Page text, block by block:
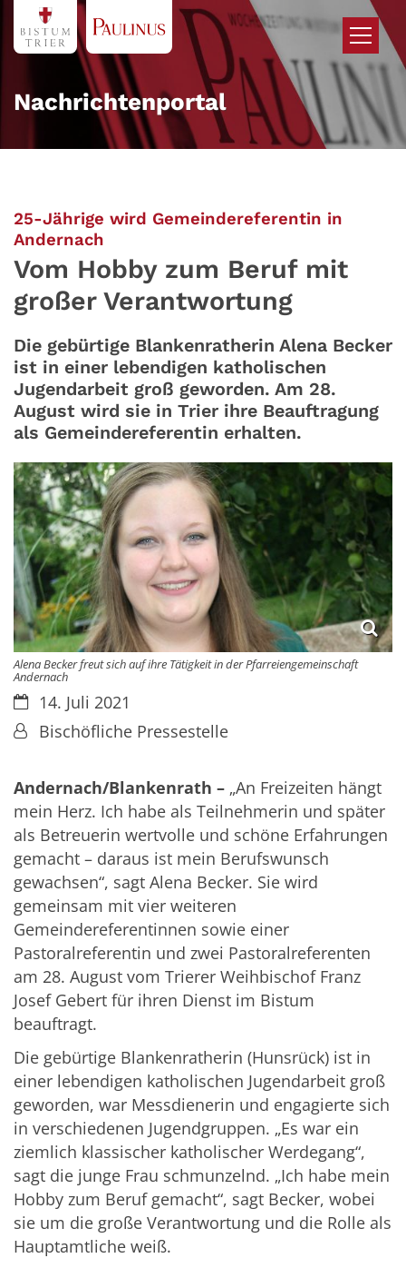
Zum Inhalt springen
Nachrichtenportal
25-Jährige wird Gemeindereferentin in
Andernach
Vom Hobby zum Beruf mit
großer Verantwortung
Die gebürtige Blankenratherin Alena Becker
ist in einer lebendigen katholischen
Jugendarbeit groß geworden. Am 28.
August wird sie in Trier ihre Beauftragung
als Gemeindereferentin erhalten.
Alena Becker freut sich auf ihre Tätigkeit in der Pfarreiengemeinschaft
Andernach
Datum:14. Juli 2021
Von:Bischöfliche Pressestelle
Andernach/Blankenrath – „An Freizeiten hängt
mein Herz. Ich habe als Teilnehmerin und später
als Betreuerin wertvolle und schöne Erfahrungen
gemacht – daraus ist mein Berufswunsch
gewachsen“, sagt Alena Becker. Sie wird
gemeinsam mit vier weiteren
Gemeindereferentinnen sowie einer
Pastoralreferentin und zwei Pastoralreferenten
am 28. August vom Trierer Weihbischof Franz
Josef Gebert für ihren Dienst im Bistum
beauftragt.
Die gebürtige Blankenratherin (Hunsrück) ist in
einer lebendigen katholischen Jugendarbeit groß
geworden, war Messdienerin und engagierte sich
in verschiedenen Jugendgruppen. „Es war ein
ziemlich klassischer katholischer Werdegang“,
sagt die junge Frau schmunzelnd. „Ich habe mein
Hobby zum Beruf gemacht“, sagt Becker, wobei
sie um die große Verantwortung und die Rolle als
Hauptamtliche weiß.